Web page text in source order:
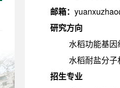
邮箱：
研究方向
水稻功能基因
水稻耐盐分子
招生专业